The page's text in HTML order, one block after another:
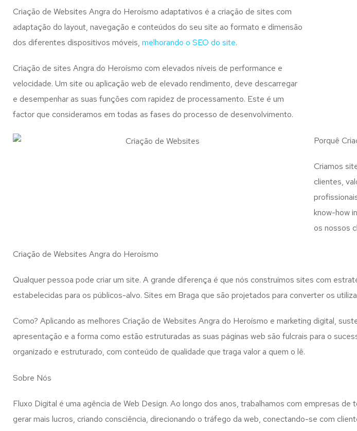
Criação de Websites Angra do Heroísmo adaptativos é a criação de sites com
adaptação do layout, navegação e conteúdos do seu site ao formato e dimensão
dos diferentes dispositivos móveis, melhorando o SEO do site.
Criação de sites Angra do Heroísmo com elevados níveis de performance e
velocidade. Um site ou aplicação web de elevado rendimento, deve descarregar
e desempenhar as suas funções com rapidez de processamento. Este é um
factor que consideramos em todas as fases do processo de desenvolvimento.
Porquê
Criamos
clientes,
know-how
os nossos
Criação de Websites Angra do Heroísmo
Qualquer pessoa pode criar um site. A grande diferença é que nós construímos sites com
estabelecidas para os públicos-alvo. Sites em Braga que são projetados para converter os
Como? Aplicando as melhores Criação de Websites Angra do Heroísmo e marketing digital,
apresentação e a forma como estão estruturadas as suas páginas web são fulcrais para o
organizado e estruturado, com conteúdo de qualidade que traga valor a quem o lê.
Sobre Nós
Fluxo Digital é uma agência de Web Design. Ao longo dos anos, trabalhamos com empresas
gerar mais lucros, criando consciência, direcionando o tráfego da web, conectando-se com